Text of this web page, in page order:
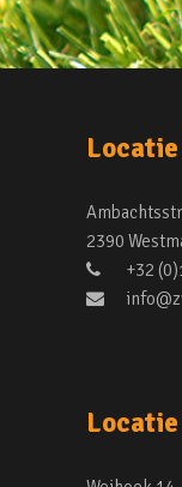
2390
+32